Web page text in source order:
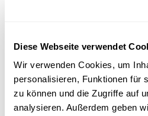
Diese Webseite verwendet
Wir verwenden Cookies, um
personalisieren, Funktionen für
zu können und die Zugriffe auf
analysieren. Außerdem geben
Widerstand gegen die
Lebensraumes.
Lorenz-Volksbegehren am
Concordiahaus.